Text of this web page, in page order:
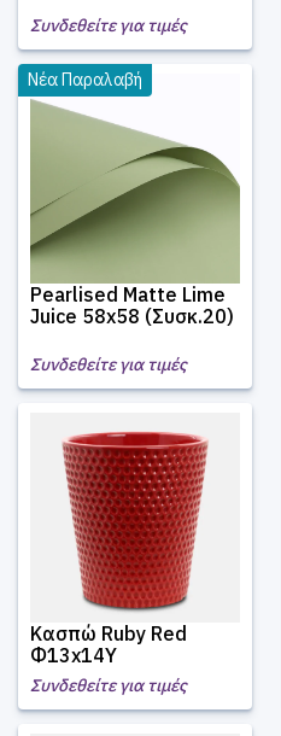
Συνδεθείτε για τιμές
Pearlised Matte Lime
Juice 58x58 (Συσκ.20)
Νέα Παραλαβή
Συνδεθείτε για τιμές
Κασπώ Ruby Red
Φ13x14Υ
Συνδεθείτε για τιμές